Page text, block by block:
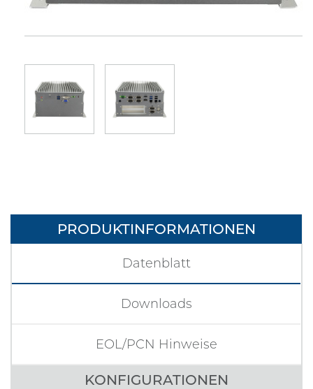
PRODUKTINFORMATIONEN
KONFIGURATIONEN
Datenblatt
Downloads
EOL/PCN Hinweise